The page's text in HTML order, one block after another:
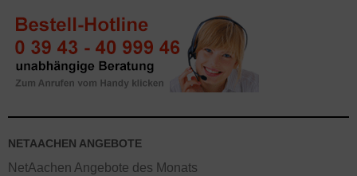
NETAACHEN ANGEBOTE
NetAachen Angebote des Monats